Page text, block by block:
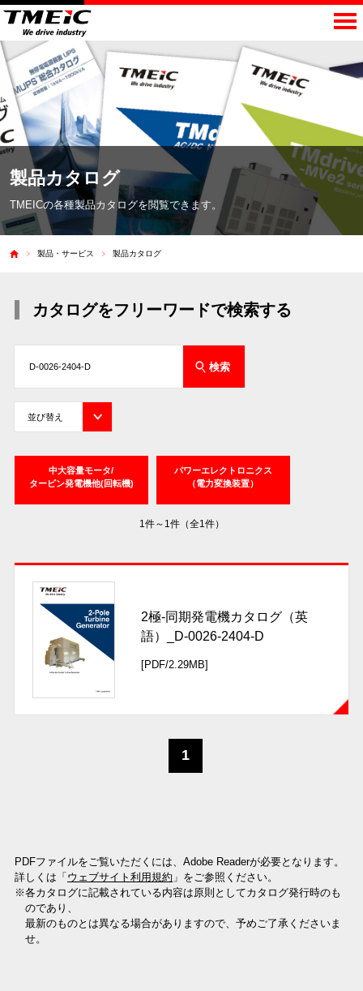
製品カタログ
TMEICの各種製品カタログを閲覧できます。
製品・サービス 製品カタログ
カタログをフリーワードで検索する
中大容量モータ/
タービン発電機他(回転機)
パワーエレクトロニクス
（電力変換装置）
1件～1件（全1件）
2極-同期発電機カタログ（英
語）_D-0026-2404-D
[PDF/2.29MB]
1
PDFファイルをご覧いただくには、Adobe Readerが必要となります。
詳しくは「 ウェブサイト利用規約 」をご参照ください。
※各カタログに記載されている内容は原則としてカタログ発行時のも
のであり、
最新のものとは異なる場合がありますので、予めご了承くださいま
せ。